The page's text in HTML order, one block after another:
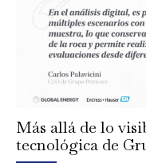
Más allá de lo
tecnológica de